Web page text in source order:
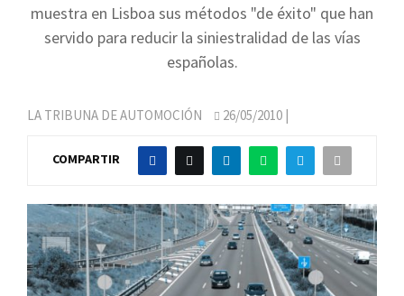
muestra en Lisboa sus métodos "de éxito" que han
servido para reducir la siniestralidad de las vías
españolas.
LA TRIBUNA DE AUTOMOCIÓN 26/05/2010 |
COMPARTIR